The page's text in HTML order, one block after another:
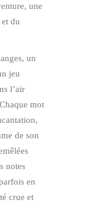
une
du
un
jeu
l’air
mot
de son
notes
en
crue et